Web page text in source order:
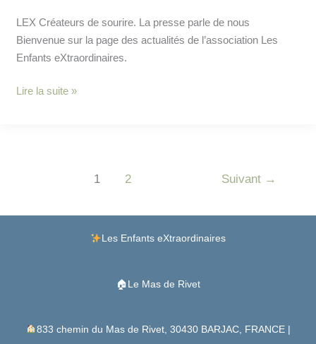
LEX Créateurs de sourire. La presse parle de nous
Bienvenue sur la page des actualités de l’association Les
Enfants eXtraordinaires.
Lire la suite »
1 2 Suivant →
Les Enfants eXtraordinaires
🏠Le Mas de Rivet
833 chemin du Mas de Rivet, 30430 BARJAC, FRANCE |
Facebook
Instagram
Lien